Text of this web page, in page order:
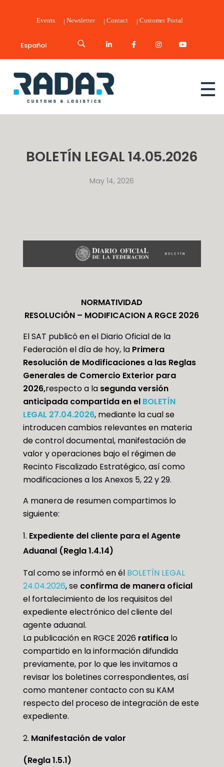
Events Newsletter Contact Customer Portal
Español
Radar Customs & Logistics
BOLETÍN LEGAL 14.05.2026
May 14, 2026
NORMATIVIDAD
RESOLUCIÓN – MODIFICACION A RGCE 2026
El SAT publicó en el Diario Oficial de la
Federación el día de hoy, la Primera
Resolución de Modificaciones a las Reglas
Generales de Comercio Exterior para
2026,respecto a lasegunda versión
anticipada compartida en el BOLETÍN
LEGAL 27.04.2026, mediante la cual se
introducen cambios relevantes en materia
de control documental, manifestación de
valor y operaciones bajo el régimen de
Recinto Fiscalizado Estratégico, así como
modificaciones a los Anexos 5, 22 y 29.
A manera de resumen compartimos lo
siguiente:
Expediente del cliente para el Agente
Aduanal (Regla 1.4.14)
Tal como se informó en él BOLETÍN LEGAL
24.04.2026, se confirma de manera oficial
el fortalecimiento de los requisitos del
expediente electrónico del cliente del
agente aduanal.
La publicación en RGCE 2026 ratificalo
compartido en la información difundida
previamente, por lo que les invitamos a
revisar los boletines correspondientes, así
como mantener contacto con su KAM
respecto del proceso de integración de este
expediente.
Manifestación de valor
(Regla 1.5.1)